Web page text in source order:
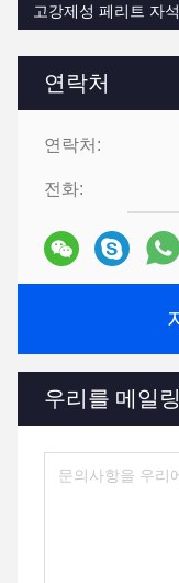
연락처
연락처:
전화:
우리를 메일
고강제성 페리트 자석